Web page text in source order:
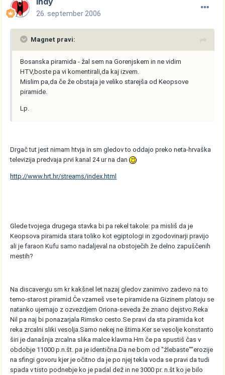
26. september 2006
Magnet pravi:
Bosanska piramida - žal sem na Gorenjskem in ne vidim
HTV,boste pa vi komentirali,da kaj izvem.
Mislim pa,da če že obstaja je veliko starejša od Keopsove
piramide.
Lp.
Drgač tut jest nimam htvja in sm gledov to oddajo preko neta-hrvaška
televizija predvaja prvi kanal 24 ur na dan
http://www.hrt.hr/streams/index.html
Glede tvojega drugega stavka bi pa rekel takole: pa misliš da je
Keopsova piramida stara toliko kot egiptologi in zgodovinarji pravijo
ali je faraon Kufu samo nadaljeval na obstoječih že delno zapuščenih
mestih?
Na discaveryju sm kr kakšnel let nazaj gledov zanimivo zadevo na to
temo-starost piramid.Če vzameš vse te piramide na Gizinem platoju se
natanko ujemajo z ozvezdjem Oriona-seveda že znano dejstvo.Reka
Nil pa naj bi ponazarjala Rimsko cesto.Se pravi da sta piramida kot
reka zrcalni sliki vesolja.Samo nekej ne štima.Ker se vesolje konstanto
širi je današnja zrcalna slika malce klavrna.Hm če pa spustiš čas v
obdobje 11000 p.n.št. pa je identična.Da ne bom od "žlebaste""erozije
na sfingi govoru kjer je očitno da je po njej tekla voda se pravi da tudi
spada v tisto podnebje ko je padal dež in ne 3000 pr. n.št ko je bilo